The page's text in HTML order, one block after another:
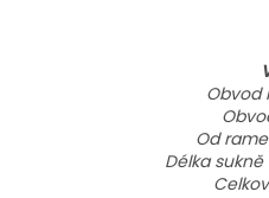
Obvod
Od
Délka